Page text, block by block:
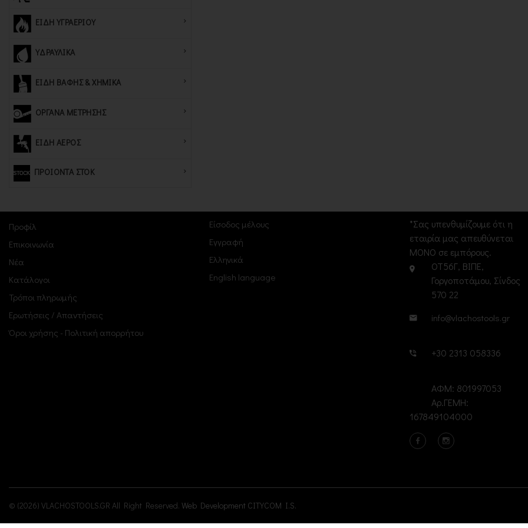
ΕΙΔΗ ΥΓΡΑΕΡΙΟΥ
ΥΔΡΑΥΛΙΚΑ
ΕΙΔΗ ΒΑΦΗΣ & ΧΗΜΙΚΑ
ΟΡΓΑΝΑ ΜΕΤΡΗΣΗΣ
ΕΙΔΗ ΑΕΡΟΣ
ΠΡΟΙΟΝΤΑ ΣΤΟΚ
Προφίλ
Επικοινωνία
Νέα
Κατάλογοι
Τρόποι πληρωμής
Ερωτήσεις / Απαντήσεις
Όροι χρήσης - Πολιτική απορρήτου
Είσοδος μέλους
Εγγραφή
Ελληνικά
English language
*Σας υπενθυμίζουμε ότι η
εταιρία μας απευθύνεται
ΜΟΝΟ σε εμπόρους.
ΟΤ56Γ, ΒΙΠΕ,
Γοργοποτάμου, Σίνδος
570 22
info@vlachostools.gr
+30 2313 058336
ΑΦΜ: 801997053
Αρ.ΓΕΜΗ:
167849104000
© (2026) VLACHOSTOOLS.GR All Right Reserved. Web Development CITYCOM I.S.